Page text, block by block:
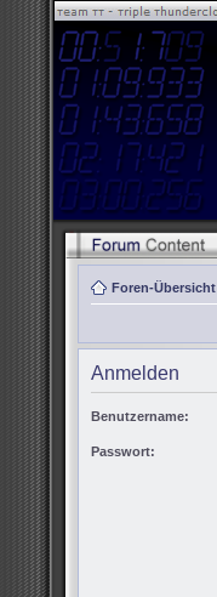
Foren-Übersicht
Anmelden
Benutzername:
Passwort: